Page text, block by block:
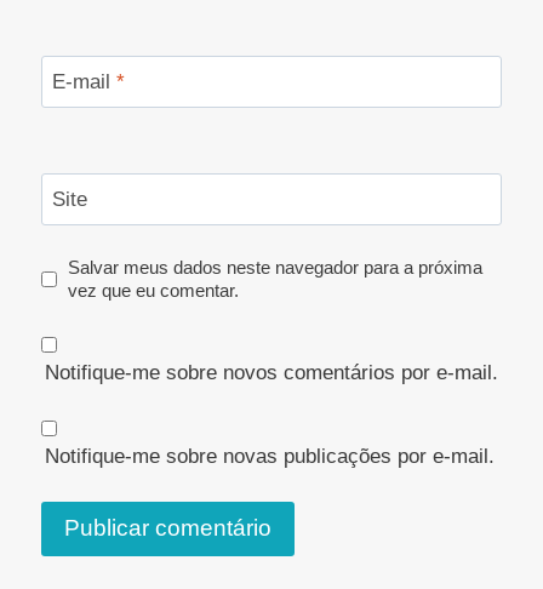
E-mail *
Site
Salvar meus dados neste navegador para a próxima
vez que eu comentar.
Notifique-me sobre novos comentários por e-mail.
Notifique-me sobre novas publicações por e-mail.